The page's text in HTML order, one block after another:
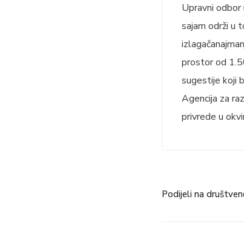
Upravni odbor
sajam održi u
prostor od
sugestije koji
Agencija za
privrede u
Podijeli na